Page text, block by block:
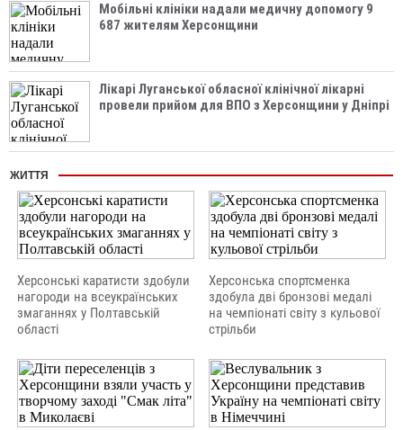
Мобільні клініки надали медичну допомогу 9
687 жителям Херсонщини
Лікарі Луганської обласної клінічної лікарні
провели прийом для ВПО з Херсонщини у Дніпрі
ЖИТТЯ
Херсонські каратисти здобули
нагороди на всеукраїнських
змаганнях у Полтавській
області
Херсонська спортсменка
здобула дві бронзові медалі
на чемпіонаті світу з кульової
стрільби